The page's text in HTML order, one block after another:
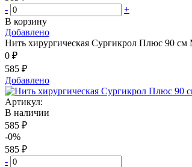
-
+
В корзину
Добавлено
Нить хирургическая Сургикрол Плюс 90
0 ₽
585 ₽
Добавлено
Артикул:
В наличии
585 ₽
-0%
585 ₽
-